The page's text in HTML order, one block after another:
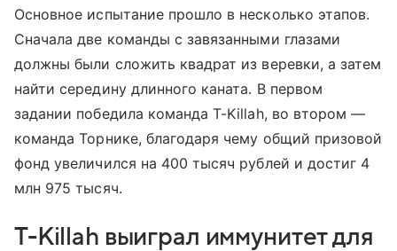
Основное испытание прошло в несколько этапов.
Сначала две команды с завязанными глазами
должны были сложить квадрат из веревки, а затем
найти середину длинного каната. В первом
задании победила команда T-Killah, во втором —
команда Торнике, благодаря чему общий призовой
фонд увеличился на 400 тысяч рублей и достиг 4
млн 975 тысяч.
T-Killah выиграл иммунитет для